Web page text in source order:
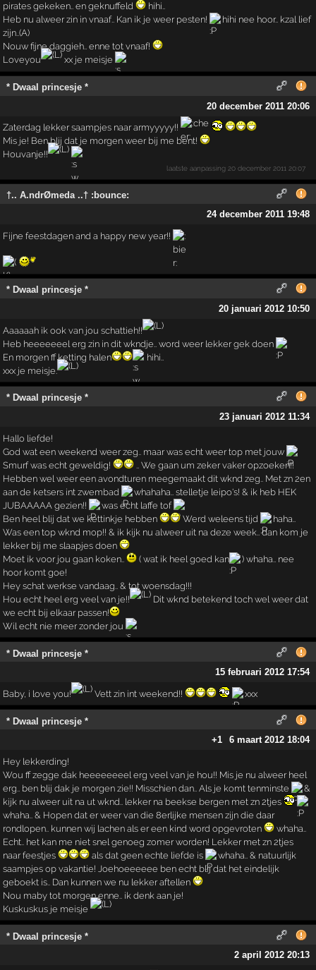
pirates gekeken.. en geknuffeld
hihi..
Heb nu alweer zin in vnaaf.. Kan ik je weer pesten!
hihi nee hoor.. kzal lief
zijn..(A)
Nouw fijne daggieh.. enne tot vnaaf!
Loveyou
xx je meisje
* Dwaal princesje *
20 december 2011 20:06
Zaterdag lekker saampjes naar armyyyyy!!
Mis je! Ben blij dat je morgen weer bij me bent!
Houvanje!!
laatste aanpassing 20 december 2011 20:07
†.. A.ndrØmeda ..† :bounce:
24 december 2011 19:48
Fijne feestdagen and a happy new year!!
* Dwaal princesje *
20 januari 2012 10:50
Aaaaaah ik ook van jou schattieh!!
Heb heeeeeeel erg zin in dit wkndje.. word weer lekker gek doen
En morgen ff ketting halen
hihi..
xxx je meisje.
* Dwaal princesje *
23 januari 2012 11:34
Hallo liefde!
God wat een weekend weer zeg.. maar was echt weer top met jouw
Smurf was echt geweldig!
.. We gaan um zeker vaker opzoeken!!
Hebben wel weer een avondturen meegemaakt dit wknd zeg.. Met zn 2en
aan de ketsers int zwembad
whahaha.. stelletje leipo's! & ik heb HEK
JUBAAAAA gezien!!
was echt laffe tof
Ben heel blij dat we kettinkje hebben
Werd weleens tijd
haha..
Was een top wknd mop!! & ik kijk nu alweer uit na deze week.. dan kom je
lekker bij me slaapjes doen
Moet ik voor jou gaan koken..
( wat ik heel goed kan
) whaha.. nee
hoor komt goe!
Hey schat werkse vandaag.. & tot woensdag!!!
Hou echt heel erg veel van je!!
Dit wknd betekend toch wel weer dat
we echt bij elkaar passen!
Wil echt nie meer zonder jou
* Dwaal princesje *
15 februari 2012 17:54
Baby, i love you! Vett zin int weekend!! xxx
* Dwaal princesje *
+1
6 maart 2012 18:04
Hey lekkerding!
Wou ff zegge dak heeeeeeeel erg veel van je hou!! Mis je nu alweer heel
erg.. ben blij dak je morgen zie!! Misschien dan.. Als je komt tenminste
&
kijk nu alweer uit na ut wknd.. lekker na beekse bergen met zn 2tjes
whaha.. & Hopen dat er weer van die 8erlijke mensen zijn die daar
rondlopen.. kunnen wij lachen als er een kind word opgevroten
whaha..
Echt.. het kan me niet snel genoeg zomer worden! Lekker met zn 2tjes
naar feestjes
als dat geen echte liefde is
whaha.. & natuurlijk
saampjes op vakantie! Joehoeeeeee ben echt blij dat het eindelijk
geboekt is.. Dan kunnen we nu lekker aftellen
Nou maby tot morgen enne.. ik denk aan je!
Kuskuskus je meisje
* Dwaal princesje *
2 april 2012 20:13